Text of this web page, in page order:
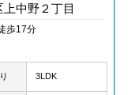
中野２丁目
歩17分
3LDK